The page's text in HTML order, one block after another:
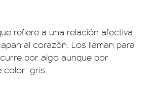
refiere a una relación afectiva.
al corazón. Los llaman para
por algo aunque por
color: gris.